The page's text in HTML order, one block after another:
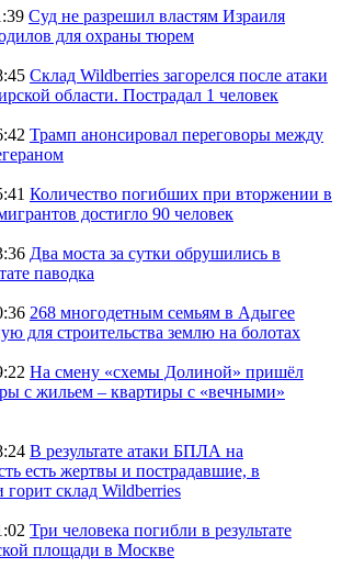
Суд не разрешил властям Израиля
для охраны тюрем
Склад Wildberries загорелся после атаки
области. Пострадал 1 человек
Трамп анонсировал переговоры между
Количество погибших при вторжении в
достигло 90 человек
Два моста за сутки обрушились в
паводка
268 многодетным семьям в Адыгее
для строительства землю на болотах
На смену «схемы Долиной» пришёл
с жильем – квартиры с «вечными»
В результате атаки БПЛА на
есть жертвы и пострадавшие, в
горит склад Wildberries
Три человека погибли в результате
площади в Москве